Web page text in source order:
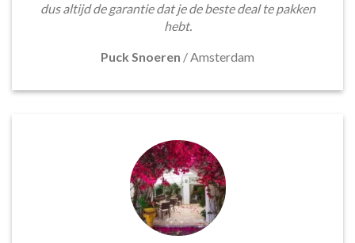
dus altijd de garantie dat je de beste deal te pakken
hebt.
Puck Snoeren /Amsterdam